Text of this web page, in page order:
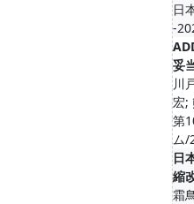
日
-
妥
川
宏;
第
ム/
日
縮
霜